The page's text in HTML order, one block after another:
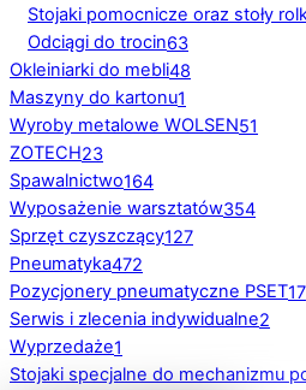
Stojaki pomocnicze oraz stoły
Odciągi do trocin63
Okleiniarki do mebli48
Maszyny do kartonu1
Wyroby metalowe WOLSEN51
ZOTECH23
Spawalnictwo164
Wyposażenie warsztatów354
Sprzęt czyszczący127
Pneumatyka472
Pozycjonery pneumatyczne PSET17
Serwis i zlecenia indywidualne2
Wyprzedaże1
Stojaki specjalne do mechanizmu